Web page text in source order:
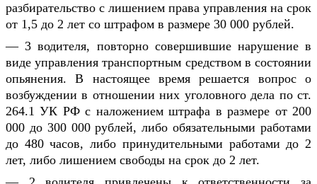
разбирательство с лишением права управления на срок
от 1,5 до 2 лет со штрафом в размере 30 000 рублей.
— 3 водителя, повторно совершившие нарушение в
виде управления транспортным средством в состоянии
опьянения. В настоящее время решается вопрос о
возбуждении в отношении них уголовного дела по ст.
264.1 УК РФ с наложением штрафа в размере от 200
000 до 300 000 рублей, либо обязательными работами
до 480 часов, либо принудительными работами до 2
лет, либо лишением свободы на срок до 2 лет.